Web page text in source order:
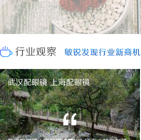
40%-60%优惠，兼顾高专业度与高性价比...
行业观察 敏锐发现行业新商机
敏锐发现行业新商机
武汉配眼镜 上海配眼镜